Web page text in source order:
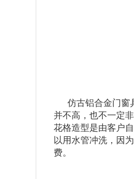
仿古铝合金门窗
并不高，也不一定
花格造型是由客户
以用水管冲洗，因
费。